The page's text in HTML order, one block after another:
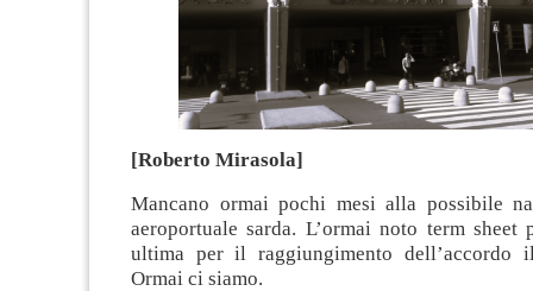
[Roberto Mirasola]
Mancano ormai pochi mesi alla possibile
aeroportuale sarda. L’ormai noto term sheet
ultima per il raggiungimento dell’accordo
Ormai ci siamo.